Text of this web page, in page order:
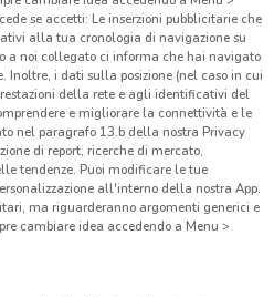
tardi.
Corso
10 km
Via
12.5 km
Via
12.7 km
se accetti: Le inserzioni pubblicitarie che
alla tua cronologia di navigazione su
a noi collegato ci informa che hai navigato
i dati sulla posizione (nel caso in cui
della rete e agli identificativi del
e migliorare la connettività e le
nel paragrafo 13.b della nostra Privacy
di report, ricerche di mercato,
tendenze. Puoi modificare le tue
all'interno della nostra App.
ma riguarderanno argomenti generici e
cambiare idea accedendo a Menu >